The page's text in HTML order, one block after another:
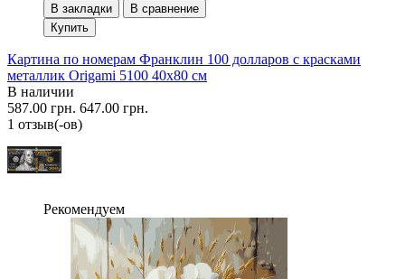
В закладки
В сравнение
Купить
Картина по номерам Франклин 100 долларов с красками
металлик Origami 5100 40x80 см
В наличии
587.00 грн. 647.00 грн.
1 отзыв(-ов)
Рекомендуем